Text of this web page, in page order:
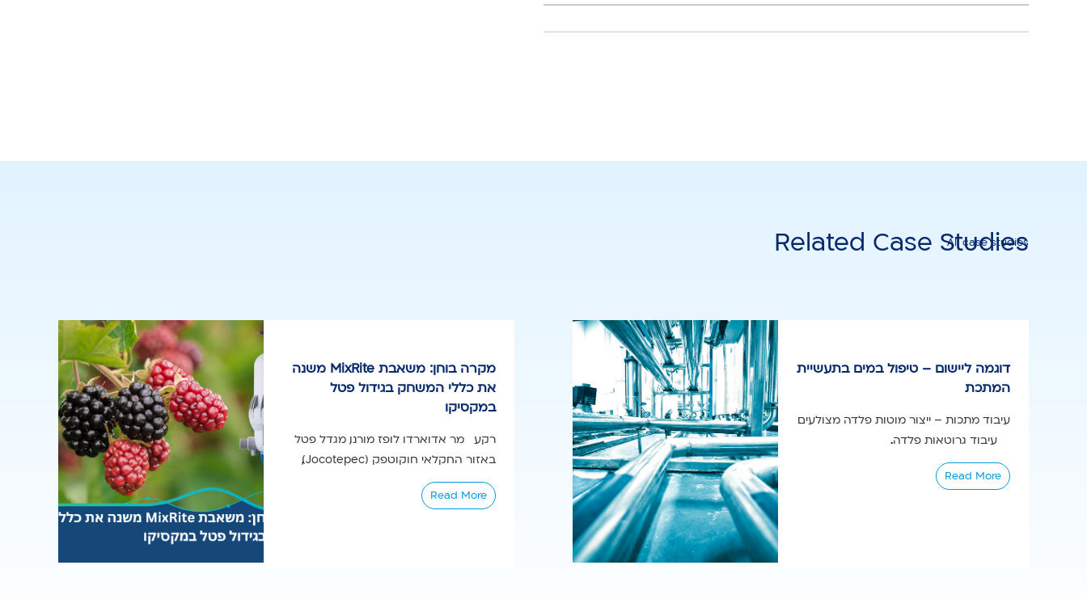
Related Case Studies
All case studies
מקרה בוחן: משאבת MixRite משנה
את כללי המשחק בגידול פטל
במקסיקו
רקע מר אדוארדו לופז מורנו, מגדל פטל
באזור החקלאי חוקוטפק (Jocotepec),...
Read More
דוגמה ליישום – טיפול במים בתעשיית
המתכת
עיבוד מתכות – ייצור מוטות פלדה מצולעים
עיבוד גרוטאות פלדה...
Read More